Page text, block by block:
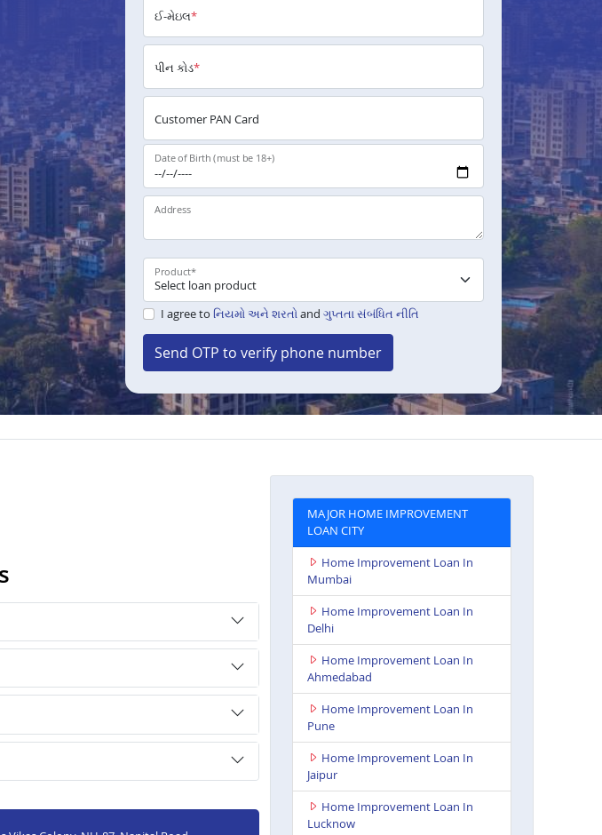
ઈ-મેઇલ*
પીન કોડ*
Customer PAN Card
Date of Birth (must be 18+)
Address
Product*
I agree to નિયમો અને શરતો and ગુપ્તતા સંબંધિત નીતિ
Send OTP to verify phone number
MAJOR HOME IMPROVEMENT
LOAN CITY
Home Improvement Loan In
Mumbai
Home Improvement Loan In
Delhi
Home Improvement Loan In
Ahmedabad
Home Improvement Loan In
Pune
Home Improvement Loan In
Jaipur
Home Improvement Loan In
Lucknow